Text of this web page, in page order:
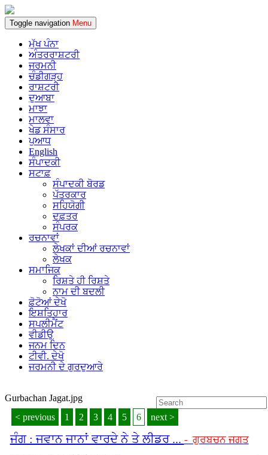
Toggle navigation Menu
ਮੁੱਖ ਪੰਨਾ
ਅੰਤਰਰਾਸ਼ਟਰੀ
ਜਰਮਨੀ
ਚੰਡੀਗੜ੍ਹ
ਰਾਸ਼ਟਰੀ
ਦੁਆਬਾ
ਮਾਝਾ
ਮਾਲਵਾ
ਖੇਡ ਸੰਸਾਰ
ਪੁਆਧ
English
ਸੰਪਾਦਕੀ
ਸਟਾਫ਼
ਸੰਪਾਦਕੀ ਬੋਰਡ
ਪੱਤਰਕਾਰ
ਸਹਿਯੋਗੀ
ਦਫ਼ਤਰ
ਸੰਪਰਕ
ਰਚਨਾਵਾਂ
ਲੇਖਕਾਂ ਦੀਆਂ ਰਚਨਾਵਾਂ
ਲੇਖਕ
ਸਮਾਜਿਕ
ਰਿਸ਼ਤੇ ਹੀ ਰਿਸ਼ਤੇ
ਨਾਮ ਦੀ ਬਦਲੀ
ਫ਼ੋਟੋਆਂ ਦੇਖੋ
ਇਸ਼ਤਿਹਾਰ
ਸਪਲੀਮੈਂਟ
ਵੀਡੀਉ
ਜਨਮ ਦਿਨ
ਟੀਵੀ. ਦੇਖੋ
ਜਰਮਨੀ ਦੇ ਗੁਰਦੁਆਰੇ
Gurbachan Jagat.jpg
< previous
1 2 3 4 5 6 next >
ਜੰਗ : ਜਵਾਨ ਜਾਨਾਂ ਵਾਰਦੇ ਨੇ ਤੇ ਲੀਡਰ ... - ਗੁਰਬਚਨ ਜਗਤ